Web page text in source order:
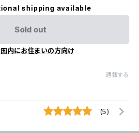
shipping available
Sold out
内にお住まいの方向け
通報する
(5)